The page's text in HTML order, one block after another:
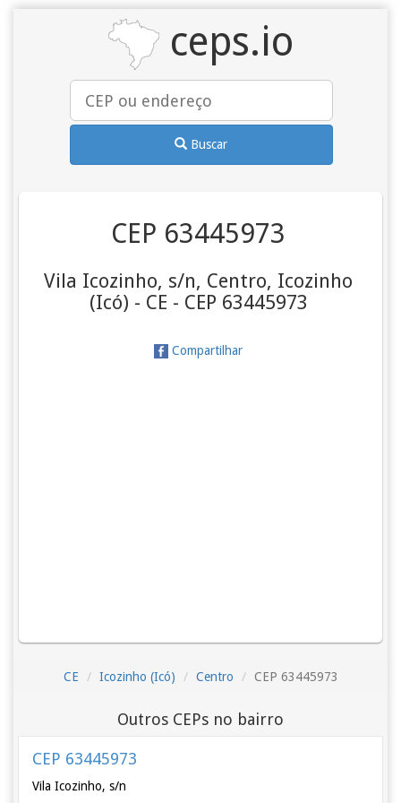
ceps.io
Buscar
CEP 63445973
Vila Icozinho, s/n, Centro, Icozinho
(Icó) - CE - CEP 63445973
Compartilhar
CE Icozinho (Icó) Centro CEP 63445973
Outros CEPs no bairro
CEP 63445973
Vila Icozinho, s/n